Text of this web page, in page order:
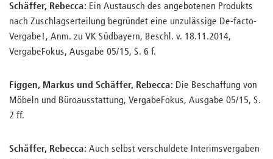
Schäffer, Rebecca: Ein Austausch des angebotenen Produkts
nach Zuschlagserteilung begründet eine unzulässige De-facto-
Vergabe!, Anm. zu VK Südbayern, Beschl. v. 18.11.2014,
VergabeFokus, Ausgabe 05/15, S. 6 f.
Figgen, Markus und Schäffer, Rebecca: Die Beschaffung von
Möbeln und Büroausstattung, VergabeFokus, Ausgabe 05/15, S.
2 ff.
Schäffer, Rebecca: Auch selbst verschuldete Interimsvergaben